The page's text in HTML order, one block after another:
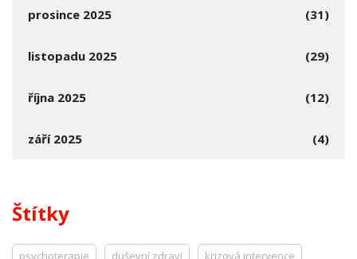
prosince 2025 (31)
listopadu 2025 (29)
října 2025 (12)
září 2025 (4)
Štítky
psychoterapie duševní zdraví krizová intervence